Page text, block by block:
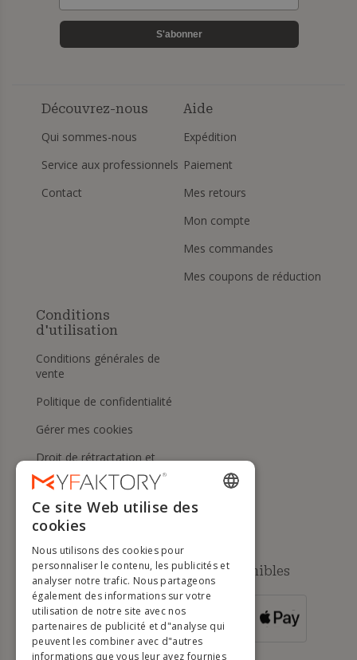
S'abonner
Découvrez-nous
Qui sommes-nous
Service aux professionnels
Contact
Aide
Expédition
Paiement
Mes retours
Mon compte
Mes commandes
Mes coupons de réduction
Conditions
d'utilisation
Conditions générales de
vente
Politique de confidentialité
Gérer mes cookies
Droit de rétractation et
retours
Aide
Méthodes de paiement disponibles
POUR LES
COMMANDES
SUPÉRIEURES À
ENGLISH
DUTCH
GERMAN
PORTUGUESE
Ce site Web utilise des
cookies
Nous utilisons des cookies pour
personnaliser le contenu, les publicités et
analyser notre trafic. Nous partageons
également des informations sur votre
utilisation de notre site avec nos
partenaires de publicité et d"analyse qui
peuvent les combiner avec d"autres
informations que vous leur avez fournies